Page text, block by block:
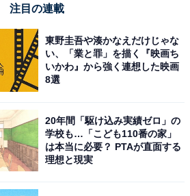
」
家庭用 アウトドア用 バックア
注目の連載
東野圭吾や湊かなえだけじゃな
い、「業と罪」を描く『映画ち
いかわ』から強く連想した映画
8選
20年間「駆け込み実績ゼロ」の
学校も…「こども110番の家」
は本当に必要？ PTAが直面する
理想と現実